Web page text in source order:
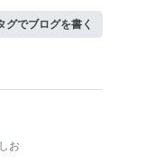
グでブログを書く
お